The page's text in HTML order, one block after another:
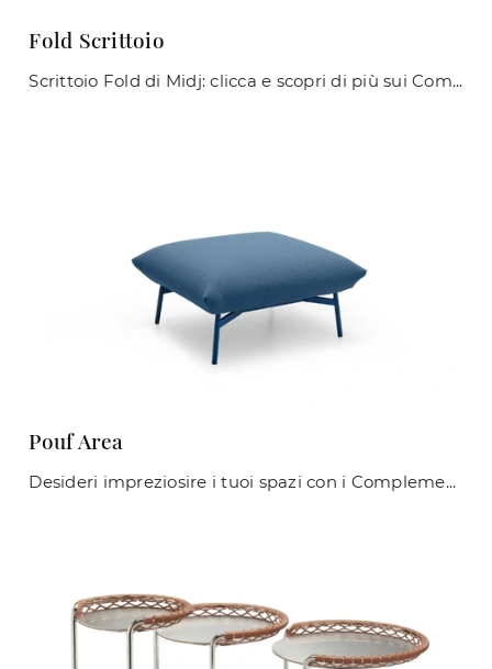
Fold Scrittoio
Scrittoio Fold di Midj: clicca e scopri di più sui Complementi e scrittoi moderni in metallo del noto e conosciuto brand!
Pouf Area
Desideri impreziosire i tuoi spazi con i Complementi Midj? Ti presentiamo differenti modelli di pouf in tessuto come Pouf Area.